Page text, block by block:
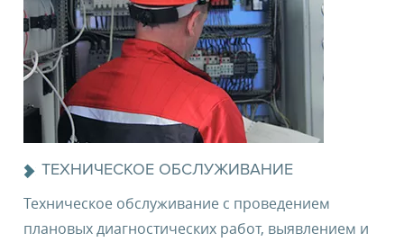
ТЕХНИЧЕСКОЕ ОБСЛУЖИВАНИЕ
Техническое обслуживание с проведением
плановых диагностических работ, выявлением и